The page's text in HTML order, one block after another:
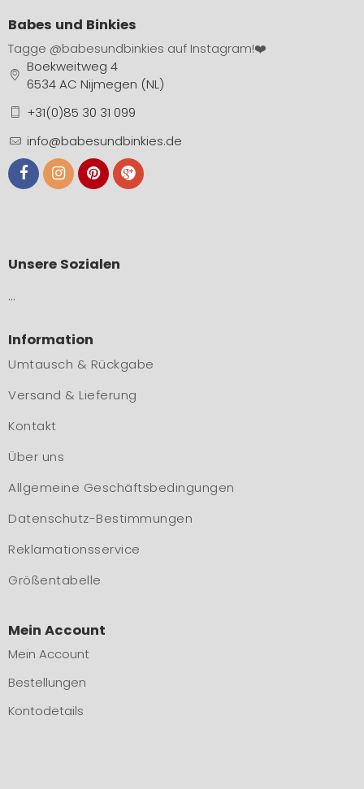
Babes und Binkies
Tagge @babesundbinkies auf Instagram!❤️
Boekweitweg 4
6534 AC Nijmegen (NL)
+31(0)85 30 31 099
info@babesundbinkies.de
Unsere Sozialen
…
Information
Umtausch & Rückgabe
Versand & Lieferung
Kontakt
Über uns
Allgemeine Geschäftsbedingungen
Datenschutz-Bestimmungen
Reklamationsservice
Größentabelle
Mein Account
Mein Account
Bestellungen
Kontodetails